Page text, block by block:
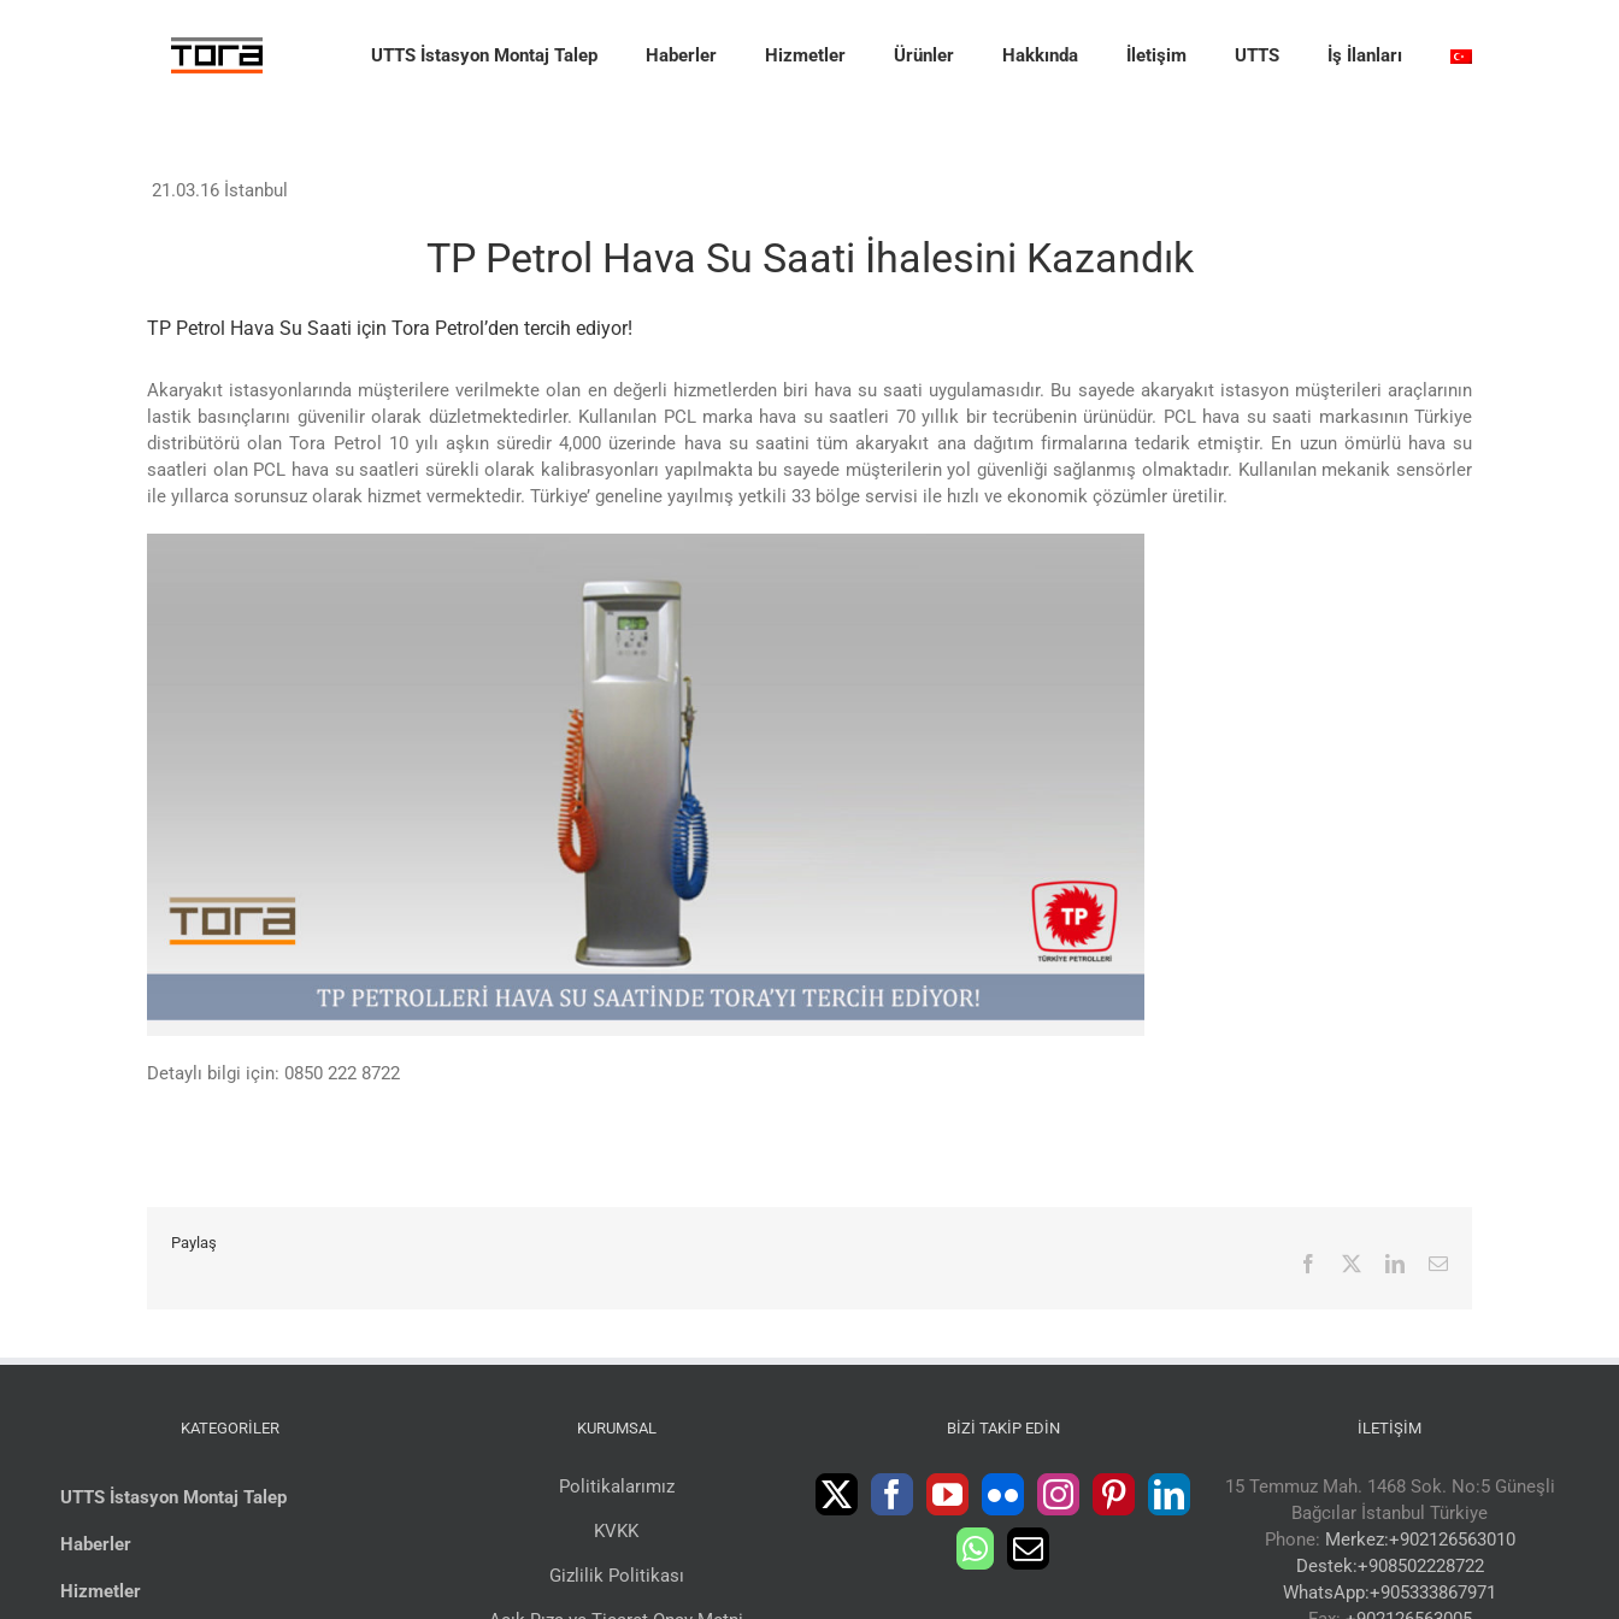
UTTS İstasyon Montaj Talep Haberler Hizmetler Ürünler Hakkında İletişim UTTS İş İlanları
21.03.16 İstanbul
TP Petrol Hava Su Saati İhalesini Kazandık
TP Petrol Hava Su Saati için Tora Petrol’den tercih ediyor!
Akaryakıt istasyonlarında müşterilere verilmekte olan en değerli hizmetlerden biri hava su saati uygulamasıdır. Bu sayede akaryakıt istasyon müşterileri araçlarının
lastik basınçlarını güvenilir olarak düzletmektedirler. Kullanılan PCL marka hava su saatleri 70 yıllık bir tecrübenin ürünüdür. PCL hava su saati markasının Türkiye
distribütörü olan Tora Petrol 10 yılı aşkın süredir 4,000 üzerinde hava su saatini tüm akaryakıt ana dağıtım firmalarına tedarik etmiştir. En uzun ömürlü hava su
saatleri olan PCL hava su saatleri sürekli olarak kalibrasyonları yapılmakta bu sayede müşterilerin yol güvenliği sağlanmış olmaktadır. Kullanılan mekanik sensörler
ile yıllarca sorunsuz olarak hizmet vermektedir. Türkiye’ geneline yayılmış yetkili 33 bölge servisi ile hızlı ve ekonomik çözümler üretilir.
Detaylı bilgi için: 0850 222 8722
Paylaş
Facebook LinkedIn
E-
KATEGORİLER
UTTS İstasyon Montaj Talep
Haberler
Hizmetler
KURUMSAL
Politikalarımız
KVKK
Gizlilik Politikası
BIZI TAKIP EDIN İLETIŞIM
15 Temmuz Mah. 1468 Sok. No:5 Güneşli
Bağcılar İstanbul Türkiye
Phone: Merkez:+902126563010
Destek:+908502228722
WhatsApp:+905333867971